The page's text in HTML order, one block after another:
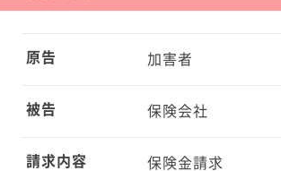
原告 加害者
被告 保険会社
請求内容 保険金請求